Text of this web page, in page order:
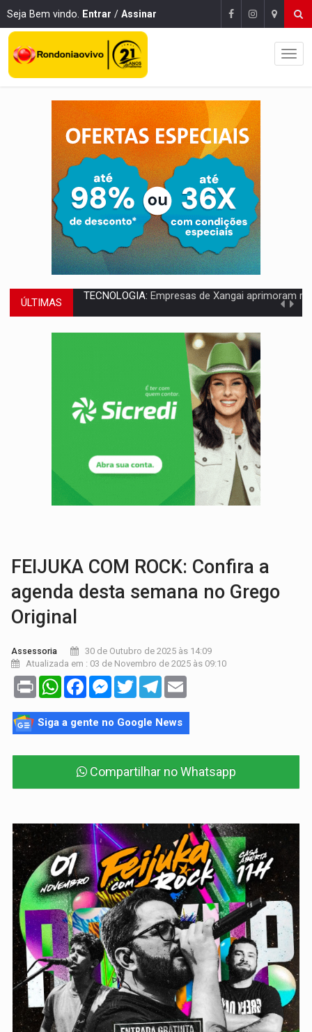
Seja Bem vindo. Entrar / Assinar
ÚLTIMAS PROTEGE A TERRA: China descobre como explodir asteroide com bomba
VÍDEO:Motociclista morre após bater na traseira de
Essa receita com frango virou o meu
EMPREENDEDORISMO: 7 negócios que podem começar com pouco dinheiro e
GIGANTE DA AMÉRICA: Brasil reúne dimensão continental e posição
10 dicas importantes para quem quer
VARCENA:Cientistas descobrem nova espécie de rã em florestas
BARGANHA: Vai comprar celular usado? Veja como consultar o
FEIJUKA COM ROCK: Confira a
agenda desta semana no Grego
Original
Assessoria
30 de Outubro de 2025 às 14:09
Atualizada em : 03 de Novembro de 2025 às 09:10
Print WhatsAppFacebookMessenger
TwitterTelegram
Siga a gente no Google News
Compartilhar no Whatsapp